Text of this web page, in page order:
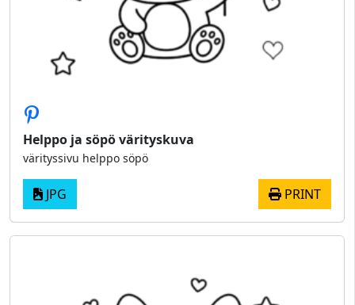
Helppo ja söpö värityskuva
värityssivu helppo söpö
JPG PRINT